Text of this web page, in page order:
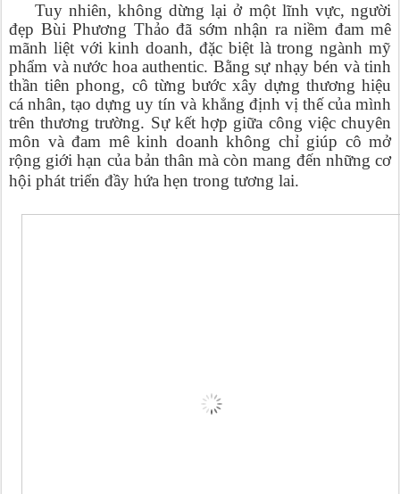
Tuy nhiên, không dừng lại ở một lĩnh vực, người
đẹp Bùi Phương Thảo đã sớm nhận ra niềm đam mê
mãnh liệt với kinh doanh, đặc biệt là trong ngành mỹ
phẩm và nước hoa authentic. Bằng sự nhạy bén và tinh
thần tiên phong, cô từng bước xây dựng thương hiệu
cá nhân, tạo dựng uy tín và khẳng định vị thế của mình
trên thương trường. Sự kết hợp giữa công việc chuyên
môn và đam mê kinh doanh không chỉ giúp cô mở
rộng giới hạn của bản thân mà còn mang đến những cơ
hội phát triển đầy hứa hẹn trong tương lai.